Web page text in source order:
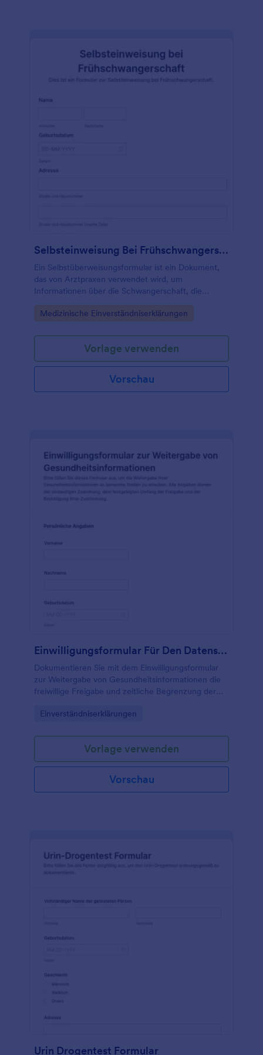
Patient digital unterschreiben kann.
Selbsteinweisung Bei Frühschwangerschaft
Ein Selbstüberweisungsformular ist ein Dokument,
das von Arztpraxen verwendet wird, um
Informationen über die Schwangerschaft, die
Krankengeschichte und die aktuellen Symptome
einer Patientin zu sammeln.
Go to Category:
Medizinische Einverständniserklärungen
Vorlage verwenden
Vorschau
Einwilligungsformular Für Den Datenschutz
Dokumentieren Sie mit dem Einwilligungsformular
zur Weitergabe von Gesundheitsinformationen die
freiwillige Freigabe und zeitliche Begrenzung der
Therapieeinrichtungen über Jotform.
Go to Category:
Einverständniserklärungen
Vorlage verwenden
Vorschau
Urin Drogentest Formular